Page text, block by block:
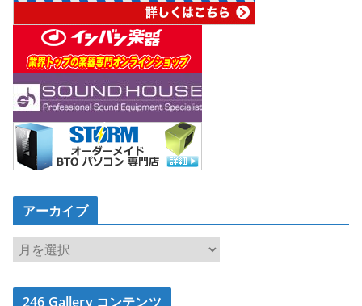
アーカイブ
ア
ー
カ
246 Gallery コンテンツ